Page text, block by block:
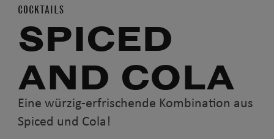
COCKTAILS
SPICED
AND COLA
Eine würzig-erfrischende Kombination aus
Spiced und Cola!